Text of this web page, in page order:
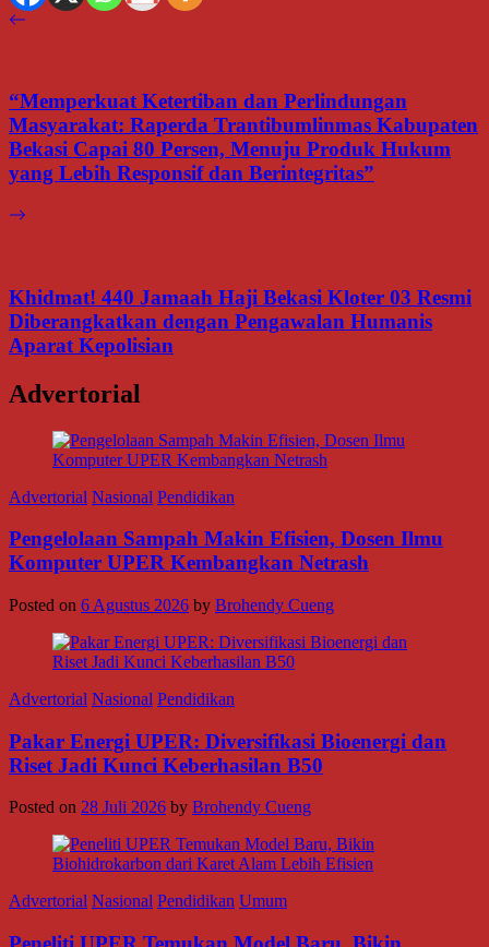
“Memperkuat Ketertiban dan Perlindungan
Masyarakat: Raperda Trantibumlinmas Kabupaten
Bekasi Capai 80 Persen, Menuju Produk Hukum
yang Lebih Responsif dan Berintegritas”
Khidmat! 440 Jamaah Haji Bekasi Kloter 03 Resmi
Diberangkatkan dengan Pengawalan Humanis
Aparat Kepolisian
Advertorial
Advertorial Nasional Pendidikan
Pengelolaan Sampah Makin Efisien, Dosen Ilmu
Komputer UPER Kembangkan Netrash
Posted on 6 Agustus 2026 by Brohendy Cueng
Advertorial Nasional Pendidikan
Pakar Energi UPER: Diversifikasi Bioenergi dan
Riset Jadi Kunci Keberhasilan B50
Posted on 28 Juli 2026 by Brohendy Cueng
Advertorial Nasional Pendidikan Umum